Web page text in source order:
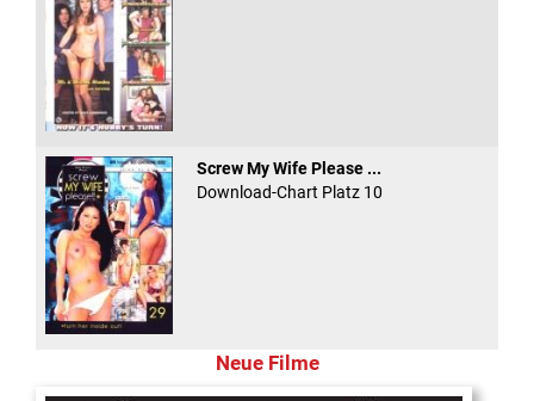
Screw My Wife Please ...
Download-Chart Platz 10
Neue Filme